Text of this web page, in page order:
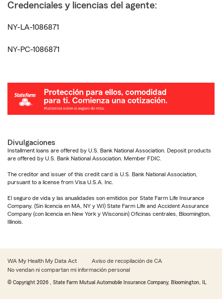
Credenciales y licencias del agente:
NY-LA-1086871
NY-PC-1086871
Divulgaciones
Installment loans are offered by U.S. Bank National Association. Deposit products
are offered by U.S. Bank National Association. Member FDIC.
The creditor and issuer of this credit card is U.S. Bank National Association,
pursuant to a license from Visa U.S.A. Inc.
El seguro de vida y las anualidades son emitidos por State Farm Life Insurance
Company. (Sin licencia en MA, NY y WI) State Farm Life and Accident Assurance
Company (con licencia en New York y Wisconsin) Oficinas centrales, Bloomington,
Illinois.
WA My Health My Data Act
Aviso de recopilación de CA
No vendan ni compartan mi información personal
© Copyright 2026 , State Farm Mutual Automobile Insurance Company, Bloomington, IL